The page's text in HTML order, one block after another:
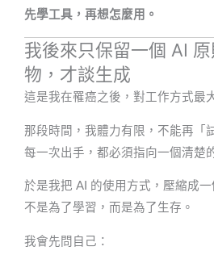
先學工具，再想怎麼用。
我後來只保留一個 AI
物，才談生成
這是我在罹癌之後，對工作方式最
那段時間，我體力有限，不能再「
每一次出手，都必須指向一個清楚
於是我把 AI 的使用方式，壓縮成
不是為了學習，而是為了生存。
我會先問自己：